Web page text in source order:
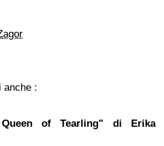
anche :
of Tearling" di Erika